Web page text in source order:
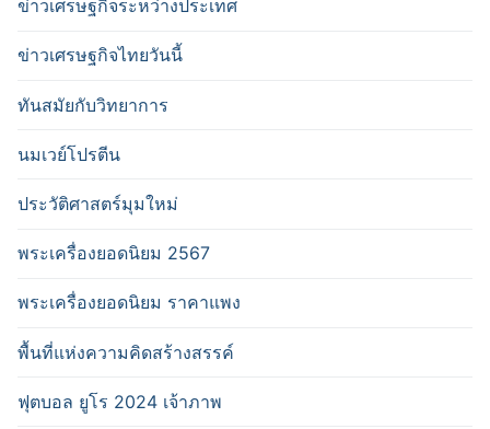
ข่าวเศรษฐกิจระหว่างประเทศ
ข่าวเศรษฐกิจไทยวันนี้
ทันสมัยกับวิทยาการ
นมเวย์โปรตีน
ประวัติศาสตร์มุมใหม่
พระเครื่องยอดนิยม 2567
พระเครื่องยอดนิยม ราคาแพง
พื้นที่แห่งความคิดสร้างสรรค์
ฟุตบอล ยูโร 2024 เจ้าภาพ